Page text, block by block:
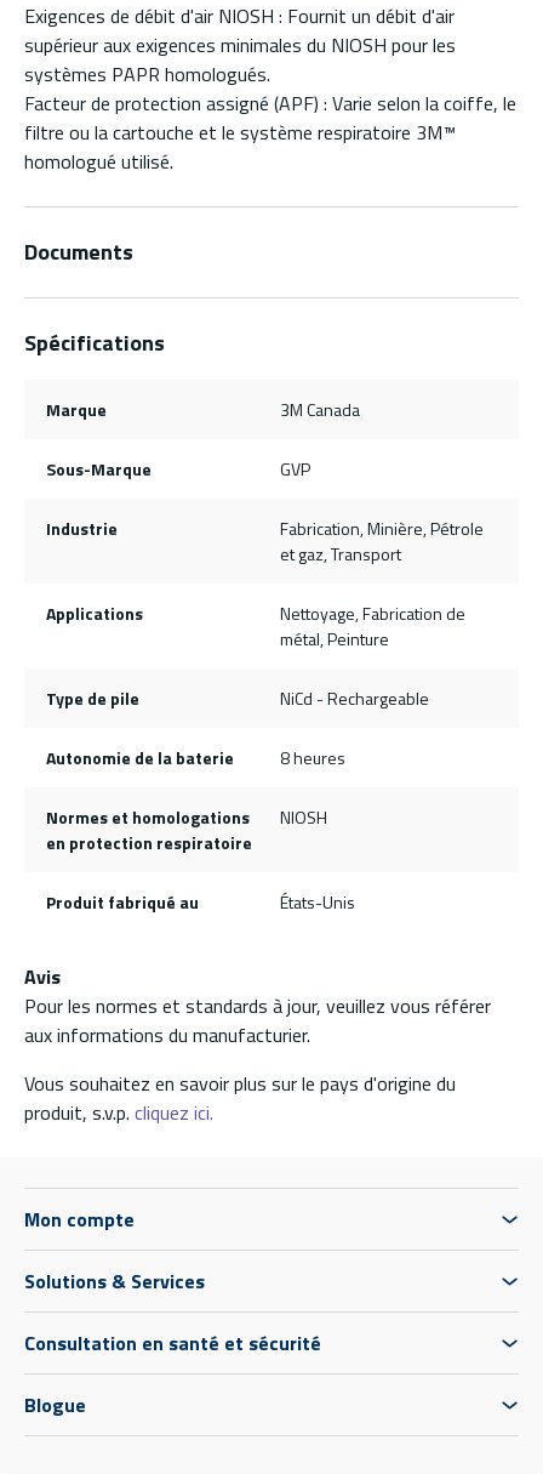
Exigences de débit d'air NIOSH : Fournit un débit d'air
supérieur aux exigences minimales du NIOSH pour les
systèmes PAPR homologués.
Facteur de protection assigné (APF) : Varie selon la coiffe, le
filtre ou la cartouche et le système respiratoire 3M™
homologué utilisé.
Documents
Spécifications
Marque 3M Canada
Sous-Marque GVP
Industrie
Fabrication, Minière, Pétrole
et gaz, Transport
Applications
Nettoyage, Fabrication de
métal, Peinture
Type de pile NiCd - Rechargeable
Autonomie de la baterie 8 heures
Normes et homologations
en protection respiratoire
NIOSH
Produit fabriqué au États-Unis
Avis
Pour les normes et standards à jour, veuillez vous référer
aux informations du manufacturier.
Vous souhaitez en savoir plus sur le pays d'origine du
produit, s.v.p. cliquez ici.
Mon compte
Solutions & Services
Consultation en santé et sécurité
Blogue